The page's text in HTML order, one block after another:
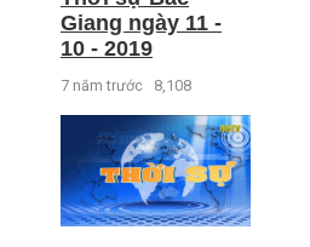
Giang ngày 11 -
10 - 2019
7 năm trước 8,108